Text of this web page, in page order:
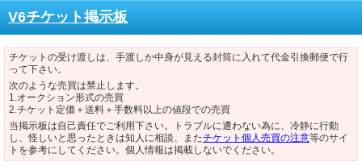
V6チケット掲示板
チケットの受け渡しは、手渡しか中身が見える封筒に入れて代金引換郵便で行
って下さい。
次のような売買は禁止します。
1.オークション形式の売買
2.チケット定価＋送料＋手数料以上の値段での売買
当掲示板は自己責任でご利用下さい。トラブルに遭わない為に、冷静に行動
し、怪しいと思ったときは知人に相談、またチケット個人売買の注意等のサイ
トを参考にしてください。個人情報は掲載しないでください。